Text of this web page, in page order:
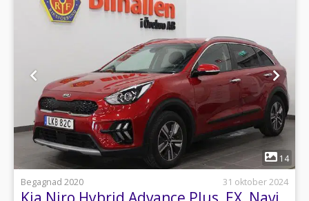
14
Begagnad 2020
31 oktober 2024